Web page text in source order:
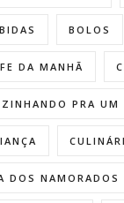
BOLOS
DA MANHÃ
PRA UM
DOS NAMORADOS